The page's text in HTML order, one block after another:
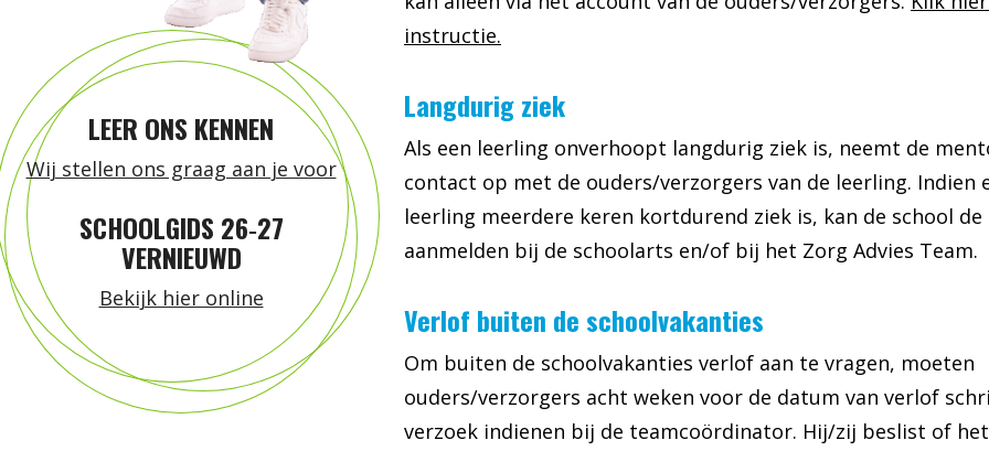
LEER ONS KENNEN
Wij stellen ons graag aan je voor
SCHOOLGIDS 26‑27
VERNIEUWD
Bekijk hier online
instructie.
Langdurig ziek
Als een leerling onverhoopt langdurig ziek is, neemt de
contact op met de ouders/verzorgers van de leerling. Indien
leerling meerdere keren kortdurend ziek is, kan de school
aanmelden bij de schoolarts en/of bij het Zorg Advies Team.
Verlof buiten de schoolvakanties
Om buiten de schoolvakanties verlof aan te vragen, moeten
ouders/verzorgers acht weken voor de datum van verlof
verzoek indienen bij de teamcoördinator. Hij/zij beslist of